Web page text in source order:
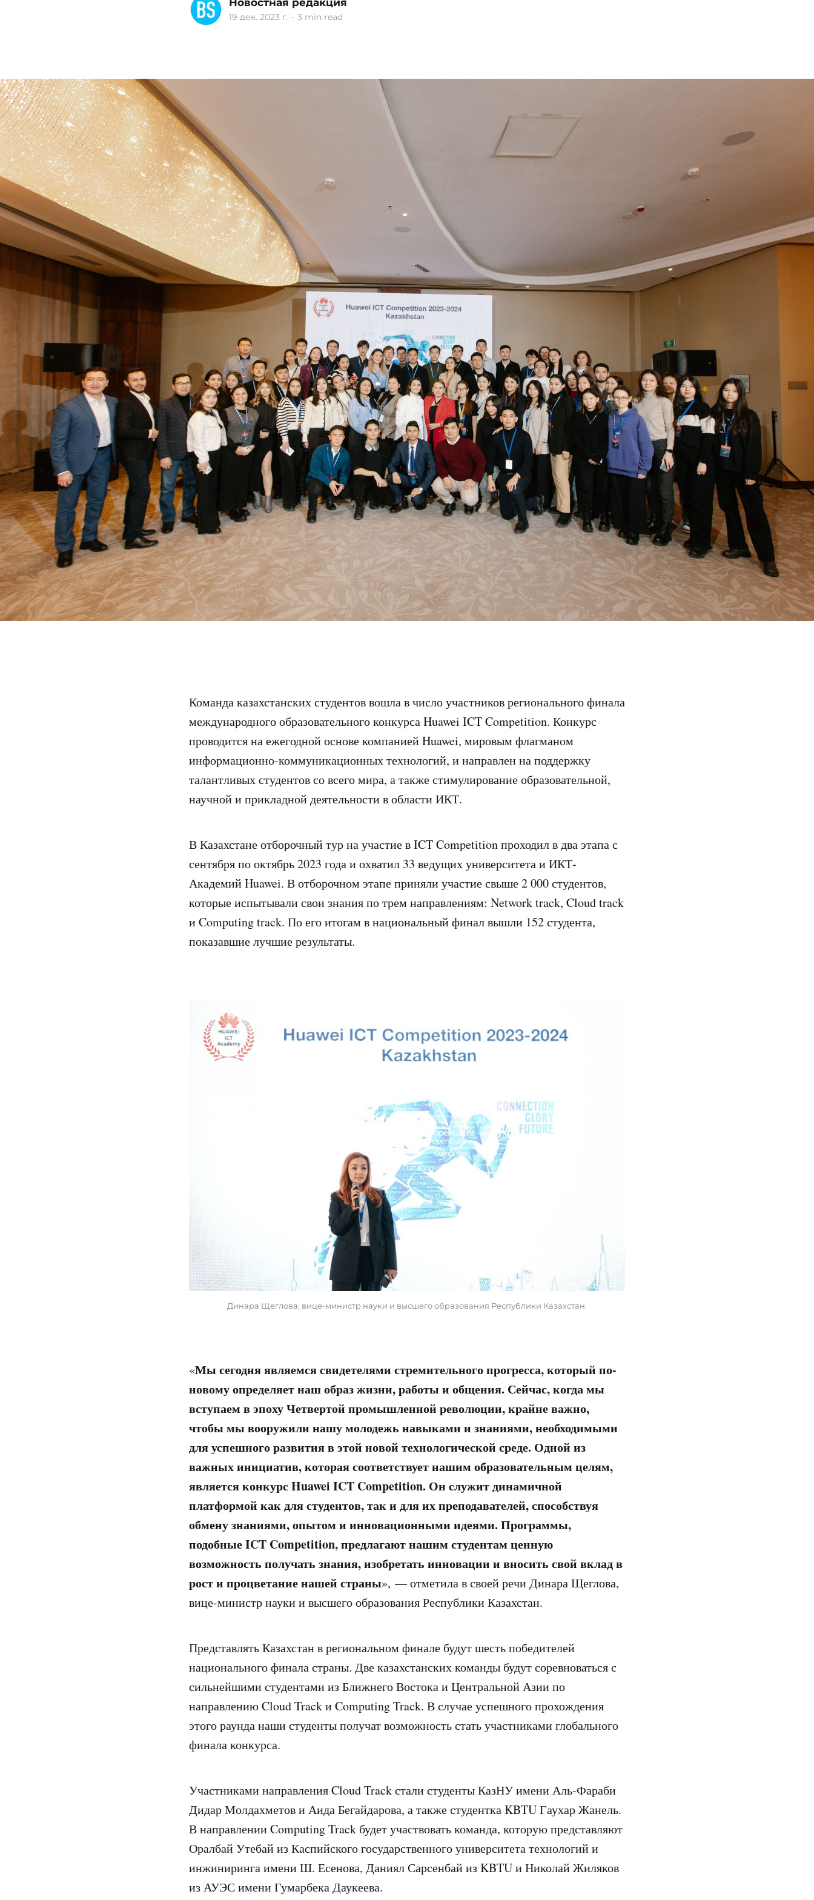
Новостная редакция
19 дек. 2023 г. • 3 min read
Команда казахстанских студентов вошла в число участников регионального финала
международного образовательного конкурса Huawei ICT Competition. Конкурс
проводится на ежегодной основе компанией Huawei, мировым флагманом
информационно-коммуникационных технологий, и направлен на поддержку
талантливых студентов со всего мира, а также стимулирование образовательной,
научной и прикладной деятельности в области ИКТ.
В Казахстане отборочный тур на участие в ICT Competition проходил в два этапа с
сентября по октябрь 2023 года и охватил 33 ведущих университета и ИКТ-
Академий Huawei. В отборочном этапе приняли участие свыше 2 000 студентов,
которые испытывали свои знания по трем направлениям: Network track, Cloud track
и Computing track. По его итогам в национальный финал вышли 152 студента,
показавшие лучшие результаты.
Динара Щеглова, вице-министр науки и высшего образования Республики Казахстан.
«Мы сегодня являемся свидетелями стремительного прогресса, который по-
новому определяет наш образ жизни, работы и общения. Сейчас, когда мы
вступаем в эпоху Четвертой промышленной революции, крайне важно,
чтобы мы вооружили нашу молодежь навыками и знаниями, необходимыми
для успешного развития в этой новой технологической среде. Одной из
важных инициатив, которая соответствует нашим образовательным целям,
является конкурс Huawei ICT Competition. Он служит динамичной
платформой как для студентов, так и для их преподавателей, способствуя
обмену знаниями, опытом и инновационными идеями. Программы,
подобные ICT Competition, предлагают нашим студентам ценную
возможность получать знания, изобретать инновации и вносить свой вклад в
рост и процветание нашей страны», — отметила в своей речи Динара Щеглова,
вице-министр науки и высшего образования Республики Казахстан.
Представлять Казахстан в региональном финале будут шесть победителей
национального финала страны. Две казахстанских команды будут соревноваться с
сильнейшими студентами из Ближнего Востока и Центральной Азии по
направлению Cloud Track и Computing Track. В случае успешного прохождения
этого раунда наши студенты получат возможность стать участниками глобального
финала конкурса.
Участниками направления Cloud Track стали студенты КазНУ имени Аль-Фараби
Дидар Молдахметов и Аида Бегайдарова, а также студентка KBTU Гаухар Жанель.
В направлении Computing Track будет участвовать команда, которую представляют
Оралбай Утебай из Каспийского государственного университета технологий и
инжиниринга имени Ш. Есенова, Даниял Сарсенбай из KBTU и Николай Жиляков
из АУЭС имени Гумарбека Даукеева.